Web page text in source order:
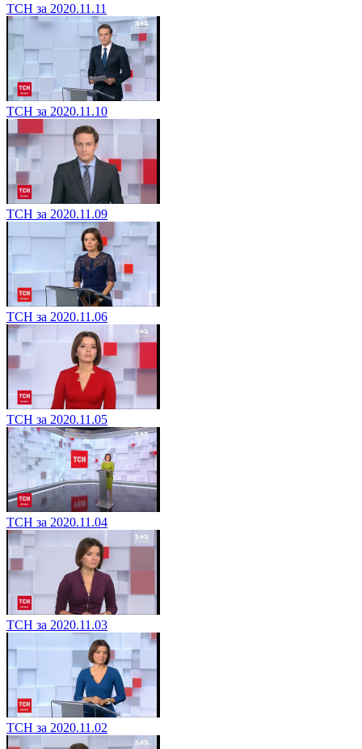
ТСН за 2020.11.11
ТСН за 2020.11.10
ТСН за 2020.11.09
ТСН за 2020.11.06
ТСН за 2020.11.05
ТСН за 2020.11.04
ТСН за 2020.11.03
ТСН за 2020.11.02